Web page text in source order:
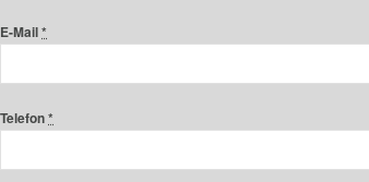
E-Mail*
Telefon*